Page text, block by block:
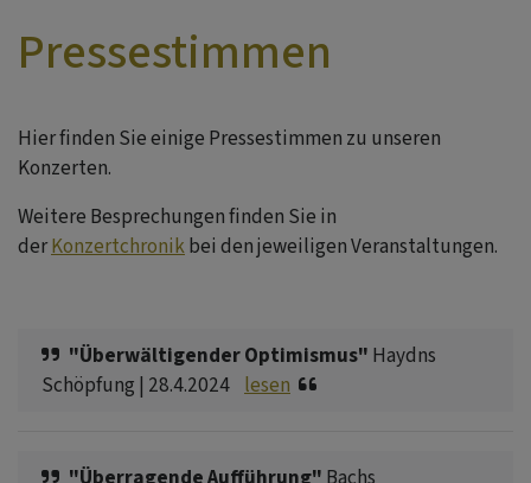
Pressestimmen
Hier finden Sie einige Pressestimmen zu unseren
Konzerten.
Weitere Besprechungen finden Sie in
derKonzertchronikbei den jeweiligen Veranstaltungen.
"Überwältigender Optimismus" Haydns
Schöpfung | 28.4.2024 lesen
"Überragende Aufführung" Bachs